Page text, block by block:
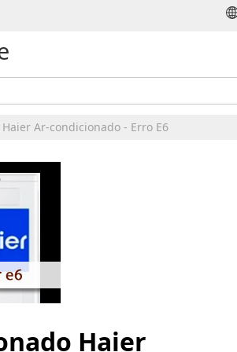
Haier Ar-condicionado - Erro E6
Haier